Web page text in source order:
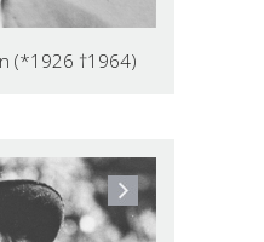
(*1926 †1964)